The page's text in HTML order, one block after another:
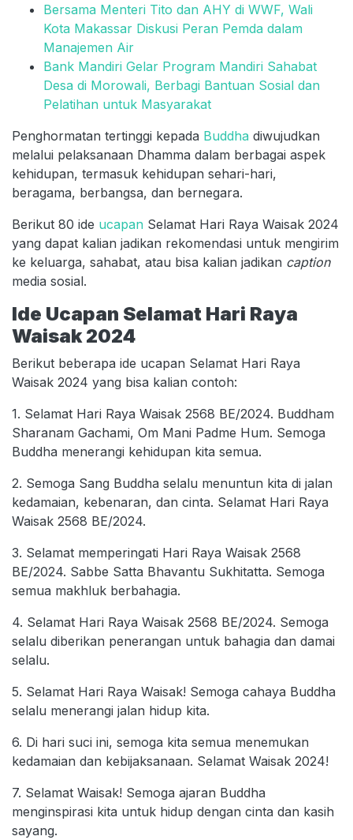
Bersama Menteri Tito dan AHY di WWF, Wali
Kota Makassar Diskusi Peran Pemda dalam
Manajemen Air
Bank Mandiri Gelar Program Mandiri Sahabat
Desa di Morowali, Berbagi Bantuan Sosial dan
Pelatihan untuk Masyarakat
Penghormatan tertinggi kepada Buddha diwujudkan
melalui pelaksanaan Dhamma dalam berbagai aspek
kehidupan, termasuk kehidupan sehari-hari,
beragama, berbangsa, dan bernegara.
Berikut 80 ide ucapan Selamat Hari Raya Waisak 2024
yang dapat kalian jadikan rekomendasi untuk mengirim
ke keluarga, sahabat, atau bisa kalian jadikan caption
media sosial.
Ide Ucapan Selamat Hari Raya
Waisak 2024
Berikut beberapa ide ucapan Selamat Hari Raya
Waisak 2024 yang bisa kalian contoh:
1. Selamat Hari Raya Waisak 2568 BE/2024. Buddham
Sharanam Gachami, Om Mani Padme Hum. Semoga
Buddha menerangi kehidupan kita semua.
2. Semoga Sang Buddha selalu menuntun kita di jalan
kedamaian, kebenaran, dan cinta. Selamat Hari Raya
Waisak 2568 BE/2024.
3. Selamat memperingati Hari Raya Waisak 2568
BE/2024. Sabbe Satta Bhavantu Sukhitatta. Semoga
semua makhluk berbahagia.
4. Selamat Hari Raya Waisak 2568 BE/2024. Semoga
selalu diberikan penerangan untuk bahagia dan damai
selalu.
5. Selamat Hari Raya Waisak! Semoga cahaya Buddha
selalu menerangi jalan hidup kita.
6. Di hari suci ini, semoga kita semua menemukan
kedamaian dan kebijaksanaan. Selamat Waisak 2024!
7. Selamat Waisak! Semoga ajaran Buddha
menginspirasi kita untuk hidup dengan cinta dan kasih
sayang.